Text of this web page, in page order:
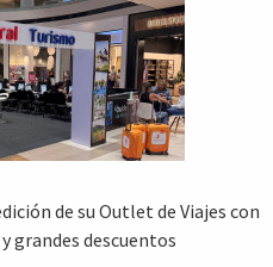
de su Outlet de Viajes con
grandes descuentos